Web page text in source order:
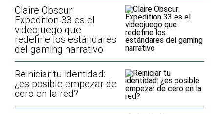
Claire Obscur:
Expedition 33 es el
videojuego que
redefine los estándares
del gaming narrativo
Reiniciar tu identidad:
¿es posible empezar de
cero en la red?